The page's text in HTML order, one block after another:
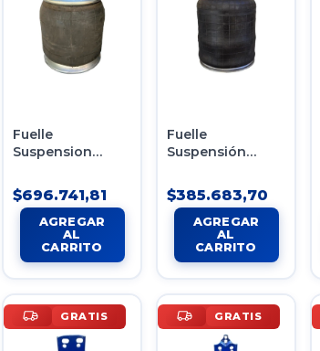
Fuelle
Suspension
Costellation
FCargo
19320/18310
$696.741,81
Fuelle
Suspensión
Unidad Sellada
TC260-480US
Tipo 1
$385.683,70
GRATIS GRATIS